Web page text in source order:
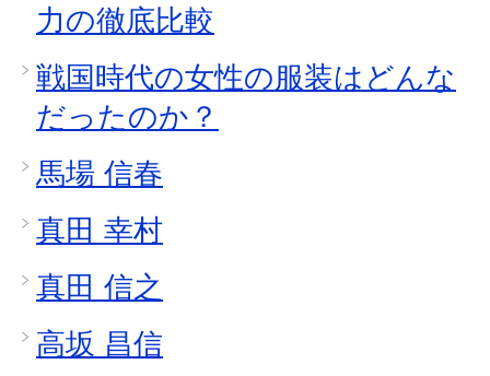
力の徹底比較
戦国時代の女性の服装はどんな
だったのか？
馬場 信春
真田 幸村
真田 信之
高坂 昌信